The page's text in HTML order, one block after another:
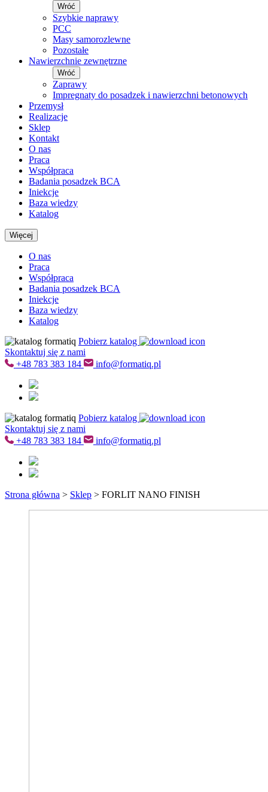
Wróć
Szybkie naprawy
PCC
Masy samorozlewne
Pozostałe
Nawierzchnie zewnętrzne
Wróć
Zaprawy
Impregnaty do posadzek i nawierzchni betonowych
Przemysł
Realizacje
Sklep
Kontakt
O nas
Praca
Współpraca
Badania posadzek BCA
Iniekcje
Baza wiedzy
Katalog
Więcej
O nas
Praca
Współpraca
Badania posadzek BCA
Iniekcje
Baza wiedzy
Katalog
Pobierz katalog
Skontaktuj się z nami
+48783 383 184 info@formatiq.pl
Pobierz katalog
Skontaktuj się z nami
+48783 383 184 info@formatiq.pl
Strona główna > Sklep > FORLIT NANO FINISH